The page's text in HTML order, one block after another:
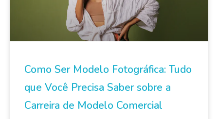
Como Ser Modelo Fotográfica: Tudo
que Você Precisa Saber sobre a
Carreira de Modelo Comercial